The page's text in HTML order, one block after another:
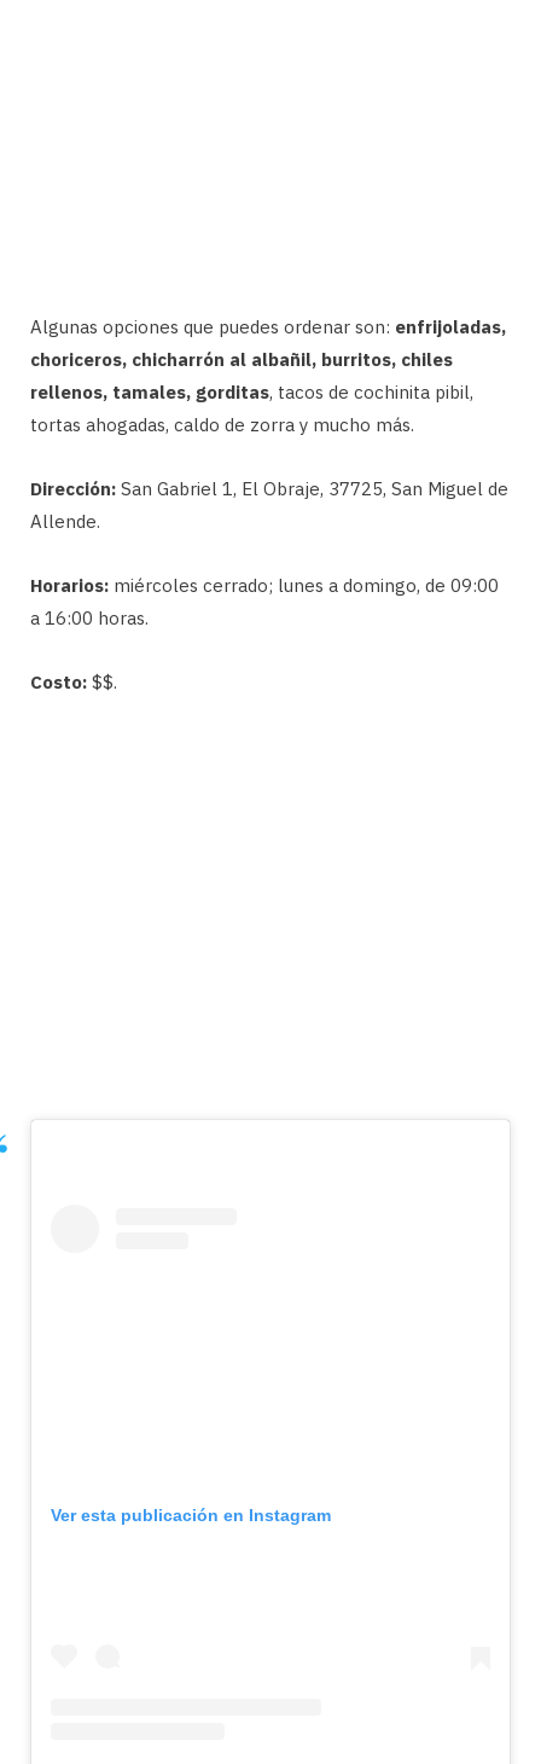
Algunas opciones que puedes ordenar son: enfrijoladas,
choriceros, chicharrón al albañil, burritos, chiles
rellenos, tamales, gorditas, tacos de cochinita pibil,
tortas ahogadas, caldo de zorra y mucho más.
Dirección: San Gabriel 1, El Obraje, 37725, San Miguel de
Allende.
Horarios: miércoles cerrado; lunes a domingo, de 09:00
a 16:00 horas.
Costo: $$.
Ver esta publicación en Instagram